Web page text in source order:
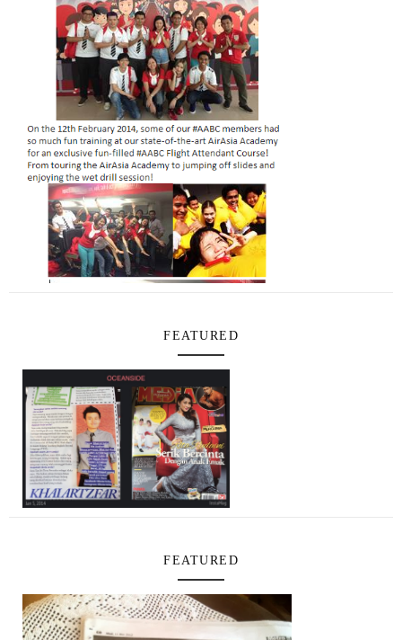
FEATURED
FEATURED